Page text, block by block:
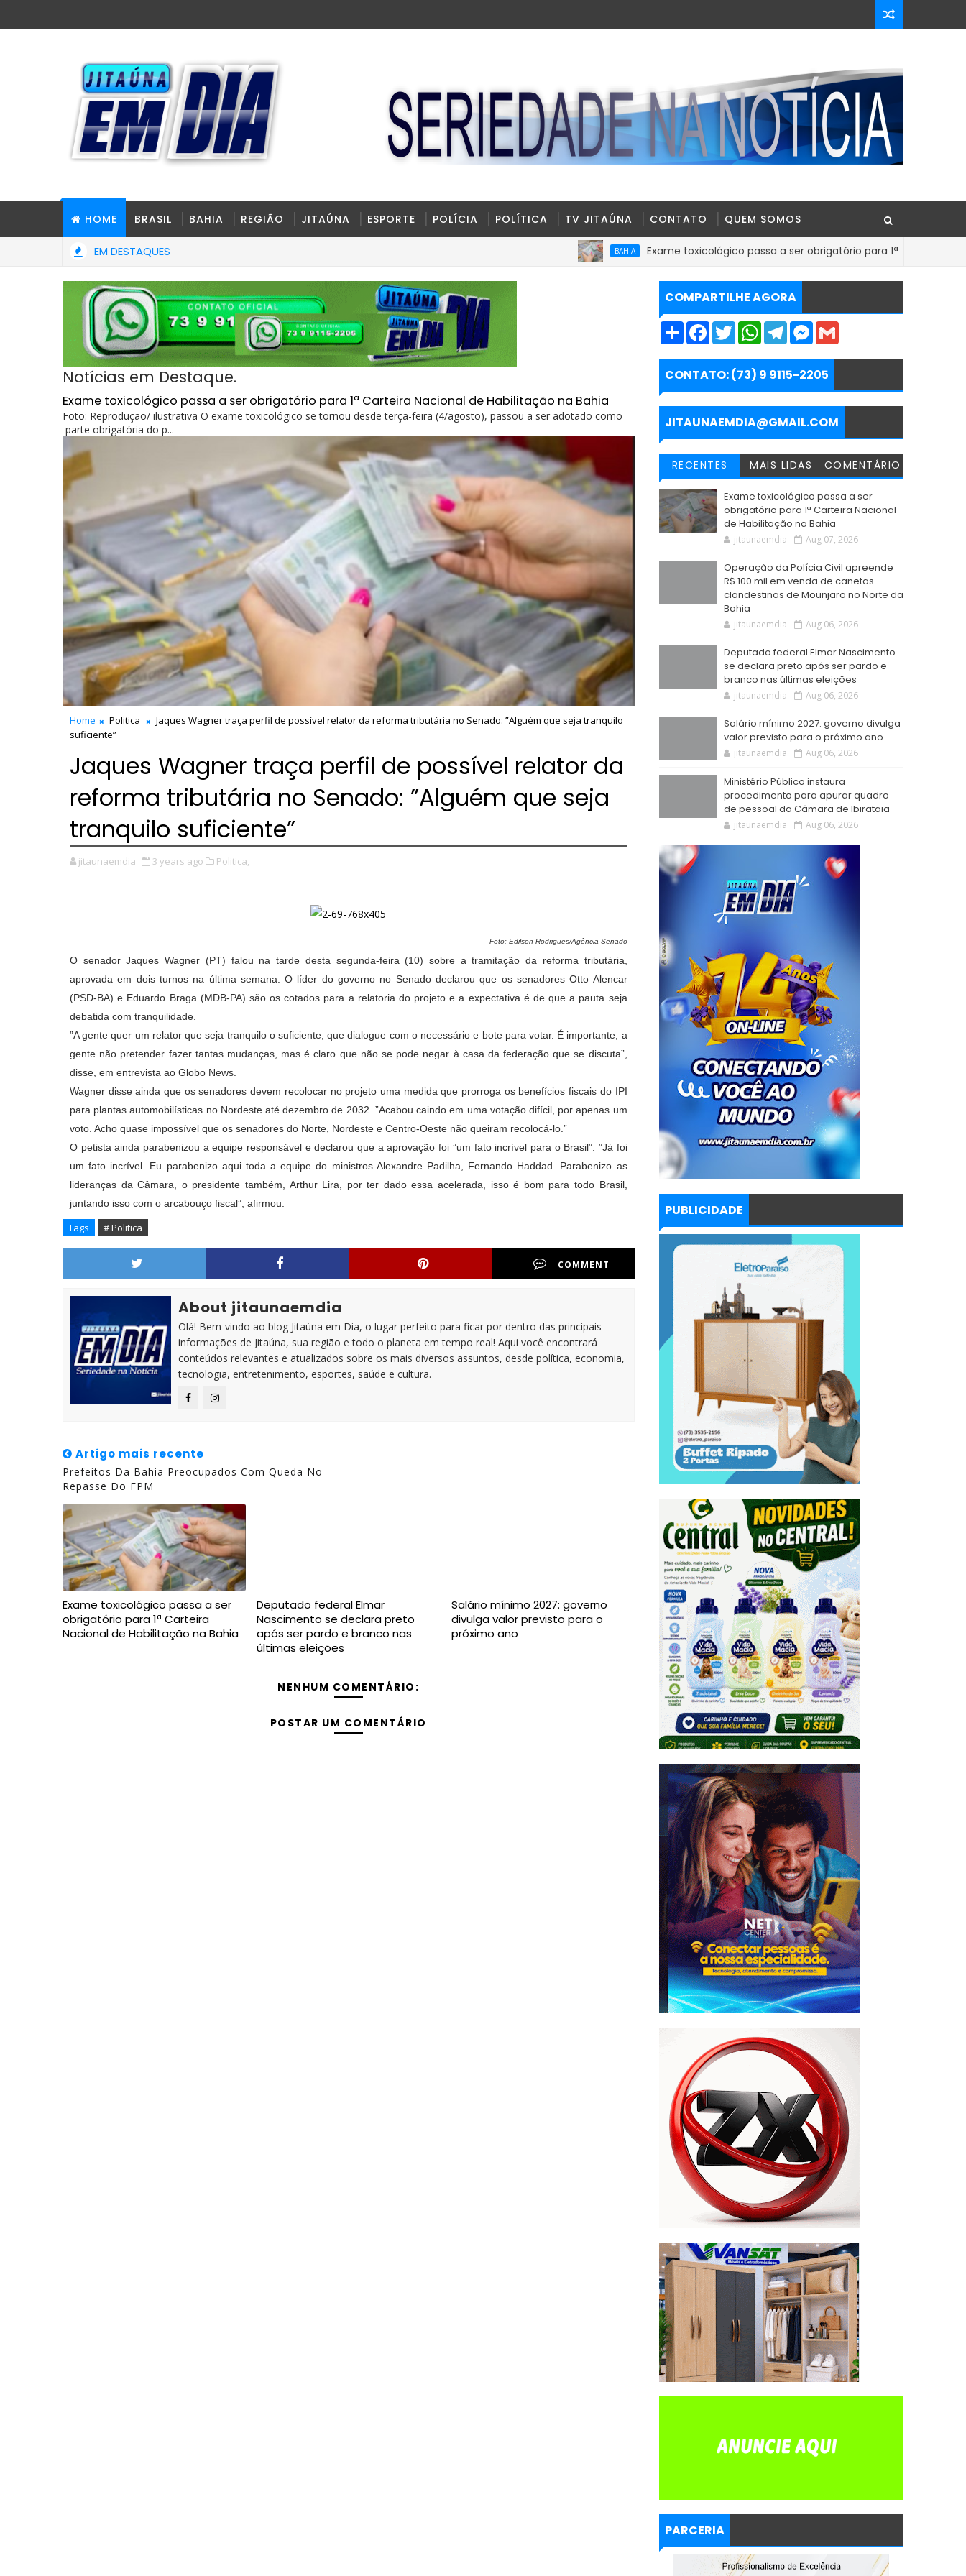
HOME BRASIL BAHIA REGIÃO JITAÚNA ESPORTE POLÍCIA POLÍTICA TV JITAÚNA CONTATO QUEM SOMOS
EM DESTAQUES Exame toxicológico passa a ser obrigatório para 1ª Carteira Nacional de
Notícias em Destaque.
Exame toxicológico passa a ser obrigatório para 1ª Carteira Nacional de Habilitação na Bahia
Foto: Reprodução/ ilustrativa O exame toxicológico se tornou desde terça-feira (4/agosto), passou a ser adotado como
parte obrigatória do p...
Home Politica
Jaques Wagner traça perfil de possível relator da reforma tributária no Senado: ”Alguém que seja tranquilo
suficiente”
Jaques Wagner traça perfil de possível relator da
reforma tributária no Senado: ”Alguém que seja
tranquilo suficiente”
jitaunaemdia 3 years ago Politica,
Foto: Edilson Rodrigues/Agência Senado
O senador Jaques Wagner (PT) falou na tarde desta segunda-feira (10) sobre a tramitação da reforma tributária,
aprovada em dois turnos na última semana. O líder do governo no Senado declarou que os senadores Otto Alencar
(PSD-BA) e Eduardo Braga (MDB-PA) são os cotados para a relatoria do projeto e a expectativa é de que a pauta seja
debatida com tranquilidade.
”A gente quer um relator que seja tranquilo o suficiente, que dialogue com o necessário e bote para votar. É importante, a
gente não pretender fazer tantas mudanças, mas é claro que não se pode negar à casa da federação que se discuta”,
disse, em entrevista ao Globo News.
Wagner disse ainda que os senadores devem recolocar no projeto uma medida que prorroga os benefícios fiscais do IPI
para plantas automobilísticas no Nordeste até dezembro de 2032. ”Acabou caindo em uma votação difícil, por apenas um
voto. Acho quase impossível que os senadores do Norte, Nordeste e Centro-Oeste não queiram recolocá-lo.”
O petista ainda parabenizou a equipe responsável e declarou que a aprovação foi ”um fato incrível para o Brasil”. ”Já foi
um fato incrível. Eu parabenizo aqui toda a equipe do ministros Alexandre Padilha, Fernando Haddad. Parabenizo as
lideranças da Câmara, o presidente também, Arthur Lira, por ter dado essa acelerada, isso é bom para todo Brasil,
juntando isso com o arcabouço fiscal”, afirmou.
Tags # Politica
COMMENT
About jitaunaemdia
Olá! Bem-vindo ao blog Jitaúna em Dia, o lugar perfeito para ficar por dentro das principais
informações de Jitaúna, sua região e todo o planeta em tempo real! Aqui você encontrará
conteúdos relevantes e atualizados sobre os mais diversos assuntos, desde política, economia,
tecnologia, entretenimento, esportes, saúde e cultura.
Artigo mais recente
Prefeitos Da Bahia Preocupados Com Queda No
Repasse Do FPM
Exame toxicológico passa a ser
obrigatório para 1ª Carteira
Nacional de Habilitação na Bahia
Deputado federal Elmar
Nascimento se declara preto
após ser pardo e branco nas
últimas eleições
Salário mínimo 2027: governo
divulga valor previsto para o
próximo ano
NENHUM COMENTÁRIO:
POSTAR UM COMENTÁRIO
COMPARTILHE AGORA
S
r
e
F
e
b
o
k
T
w
t
t
e
r
W
t
s
p
p
T
e
g
a
m
M
s
e
g
e
r
i
CONTATO: (73) 9 9115-2205
JITAUNAEMDIA@GMAIL.COM
RECENTES MAIS LIDAS COMENTÁRIO
Exame toxicológico passa a ser
obrigatório para 1ª Carteira Nacional
de Habilitação na Bahia
jitaunaemdia Aug 07, 2026
Operação da Polícia Civil apreende
R$ 100 mil em venda de canetas
clandestinas de Mounjaro no Norte da
Bahia
jitaunaemdia Aug 06, 2026
Deputado federal Elmar Nascimento
se declara preto após ser pardo e
branco nas últimas eleições
jitaunaemdia Aug 06, 2026
Salário mínimo 2027: governo divulga
valor previsto para o próximo ano
jitaunaemdia Aug 06, 2026
Ministério Público instaura
procedimento para apurar quadro
de pessoal da Câmara de Ibirataia
jitaunaemdia Aug 06, 2026
PUBLICIDADE
PARCERIA